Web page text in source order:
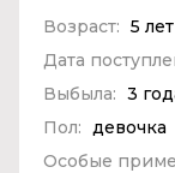
Возраст: 5
Дата
Выбыла: 3
Пол: девочка
Особые